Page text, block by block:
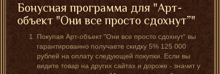
Бонусная программа для "Арт-
объект "Они все просто сдохнут”"
Покупая Арт-объект "Они все просто сдохнут” вы
гарантированно получаете скидку 5% 125 000
рублей на оплату следующей покупки. Если вы
видите товар на других сайтах и дороже - значит у